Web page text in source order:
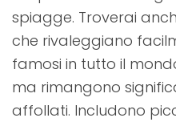
spiagge. Troverai
che rivaleggiano
famosi in tutto il
ma rimangono
affollati. Includono